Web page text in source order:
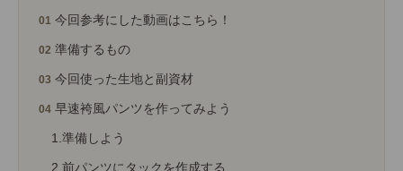
今回参考にした動画はこちら！
準備するもの
今回使った生地と副資材
早速袴風パンツを作ってみよう
1.準備しよう
2.前パンツにタックを作成する